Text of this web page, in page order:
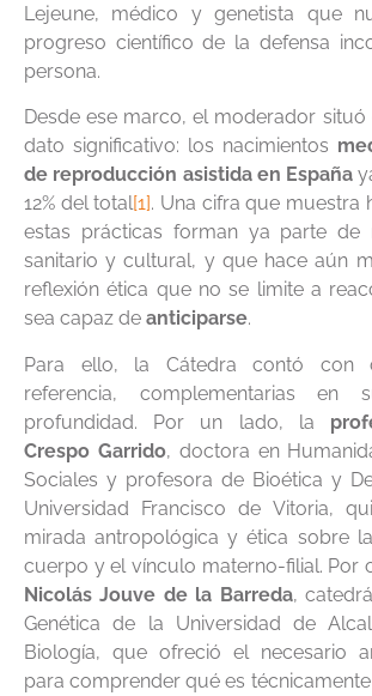
Lejeune, médico y genetista que
progreso científico de la defensa
persona.
Desde ese marco, el moderador
dato significativo: los nacimientos
de reproducción asistida en España
12% del total[1]. Una cifra que muestra
estas prácticas forman ya parte de
sanitario y cultural, y que hace aún
reflexión ética que no se limite a
sea capaz de anticiparse.
Para ello, la Cátedra contó con
referencia, complementarias
profundidad. Por un lado, la
Crespo Garrido, doctora en
Sociales y profesora de Bioética y
Universidad Francisco de Vitoria,
mirada antropológica y ética sobre
cuerpo y el vínculo materno-filial. Por
Nicolás Jouve de la Barreda,
Genética de la Universidad de
Biología, que ofreció el necesario
para comprender qué es